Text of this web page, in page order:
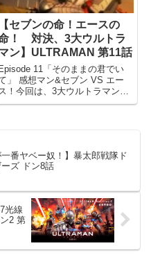
【セブンの命！エースの
！ 対決、3大ウルトラ
ン】ULTRAMAN 第11話
Episode 11「そのままの君でい
」 感想マン&セブン VS エー
！今回は、3大ウルトラマンの
いから、進次郎の正体バレまで
一番ヤベー奴！】暴太郎戦隊ド
ズ ドン8話
光線
2 第